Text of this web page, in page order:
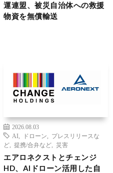
運連盟、被災自治体への救援
物資を無償輸送
2026.08.03
AI
ドローン
プレスリリースな
ど
提携/合弁など 災害
エアロネクストとチェンジ
HD、AIドローン活用した自